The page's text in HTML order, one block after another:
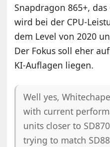
Snapdragon 865+,
wird bei der CPU-
dem Level von 2020
Der Fokus soll eher
KI-Auflagen liegen.
Well yes,
with current
units closer to
trying to match